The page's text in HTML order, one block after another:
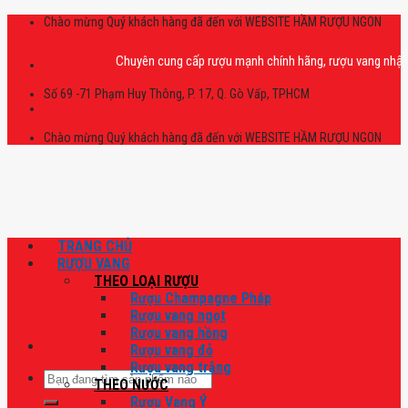
Skip
Chào mừng Quý khách hàng đã đến với WEBSITE HẦM RƯỢU NGON
Chuyên cung cấp rượu mạnh chính hãng, rượu vang nhập khẩu
Số 69 -71 Phạm Huy Thông, P. 17, Q. Gò Vấp, TPHCM
Chào mừng Quý khách hàng đã đến với WEBSITE HẦM RƯỢU NGON
Tìm
kiếm:
TRANG CHỦ
RƯỢU VANG
THEO LOẠI RƯỢU
Rượu Champagne Pháp
Rượu vang ngọt
Rượu vang hồng
Rượu vang đỏ
Rượu vang trắng
THEO NƯỚC
Rượu Vang Ý